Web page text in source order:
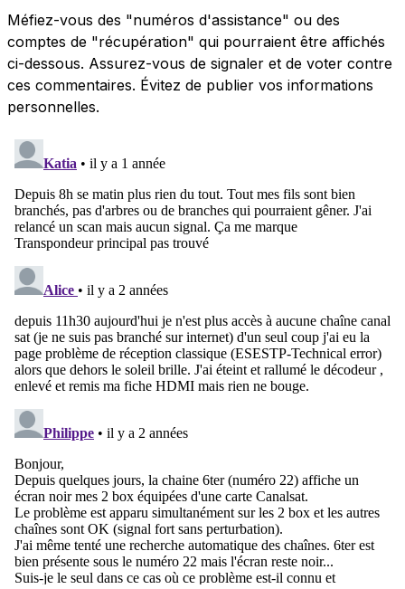
Méfiez-vous des "numéros d'assistance" ou des
comptes de "récupération" qui pourraient être affichés
ci-dessous. Assurez-vous de signaler et de voter contre
ces commentaires. Évitez de publier vos informations
personnelles.